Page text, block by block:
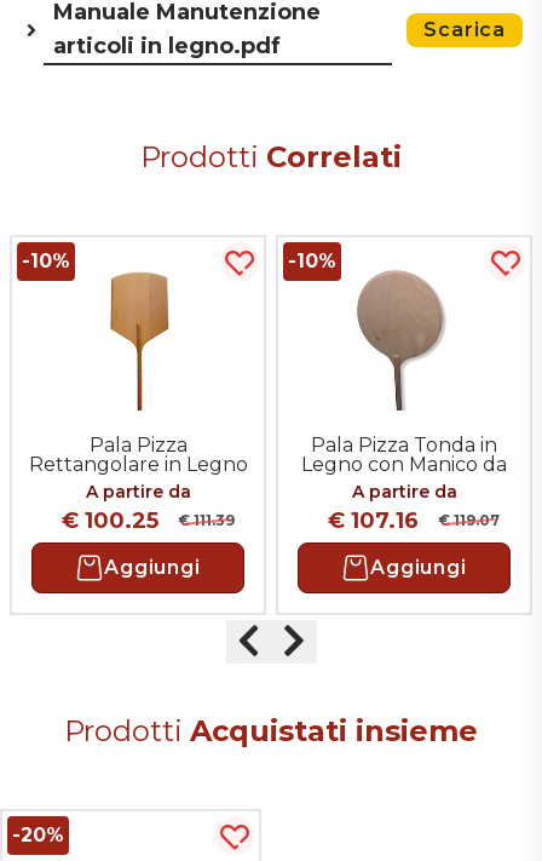
Manuale Manutenzione
articoli in legno.pdf
Scarica
Prodotti Correlati
più tardi
Pala Pizza
Rettangolare in Legno
con Manico da 150 cm
A partire da
-10%
€ 100.25 € 111.39
Aggiungi
Acquista più tardi
Pala Pizza Tonda in
Legno con Manico da
150cm
A partire da
-10%
€ 107.16 € 119.07
Aggiungi
Prodotti Acquistati insieme
-20%
Acquista più tardi